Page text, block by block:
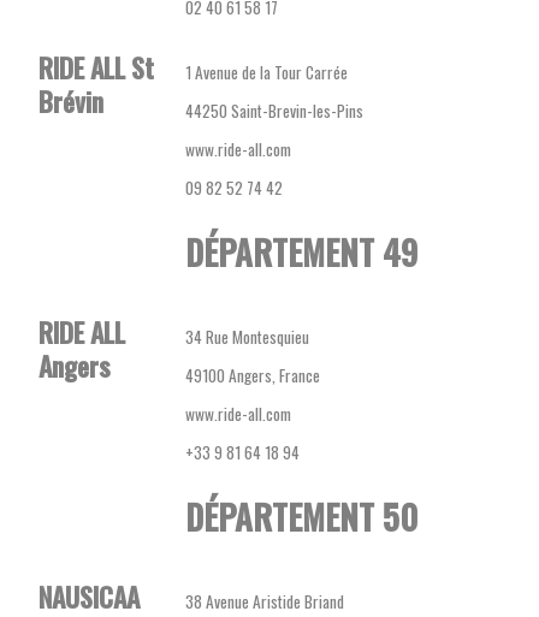
02 40 61 58 17
RIDE ALL St
Brévin
1 Avenue de la Tour Carrée
44250 Saint-Brevin-les-Pins
www.ride-all.com
09 82 52 74 42
DÉPARTEMENT 49
RIDE ALL
Angers
34 Rue Montesquieu
49100 Angers, France
www.ride-all.com
+33 9 81 64 18 94
DÉPARTEMENT 50
NAUSICAA
38 Avenue Aristide Briand